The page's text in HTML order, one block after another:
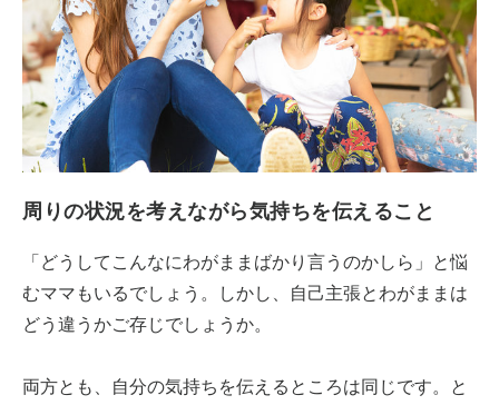
周りの状況を考えながら気持ちを伝えること
「どうしてこんなにわがままばかり言うのかしら」と悩
むママもいるでしょう。しかし、自己主張とわがままは
どう違うかご存じでしょうか。
両方とも、自分の気持ちを伝えるところは同じです。と